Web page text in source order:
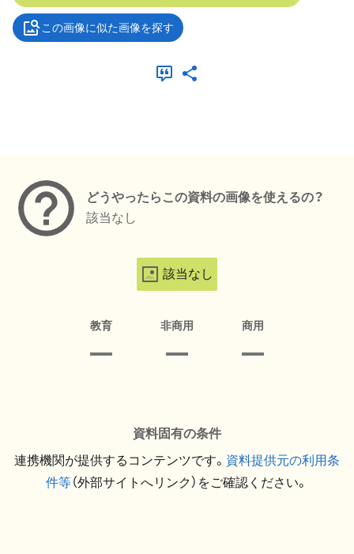
この画像に似た画像を探す
どうやったらこの資料の画像を使えるの？
該当なし
該当なし
教育 非商用 商用
資料固有の条件
連携機関が提供するコンテンツです。 資料提供元の利用条
件等（外部サイトへリンク）をご確認ください。